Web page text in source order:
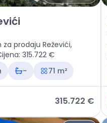
Reževići
prodaju Reževići,
– 71 m², . Cijena: 315.722 €
- 71 m²
315.722 €